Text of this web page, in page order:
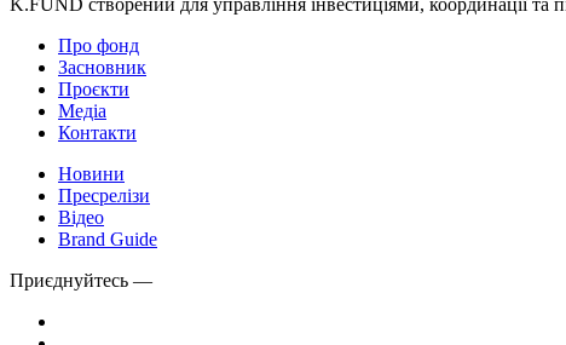
K.FUND створений для управління інвестиціями, координації та
Про фонд
Засновник
Проєкти
Медіа
Контакти
Новини
Пресрелізи
Відео
Brand Guide
Приєднуйтесь —